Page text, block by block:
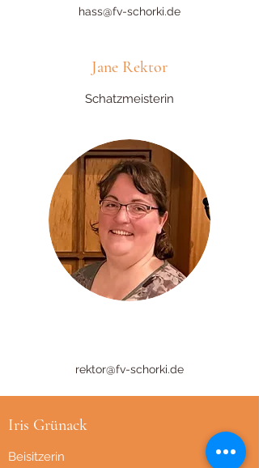
hass@fv-schorki.de
Jane Rektor
Schatzmeisterin
rektor@fv-schorki.de
Iris Grünack
Beisitzerin